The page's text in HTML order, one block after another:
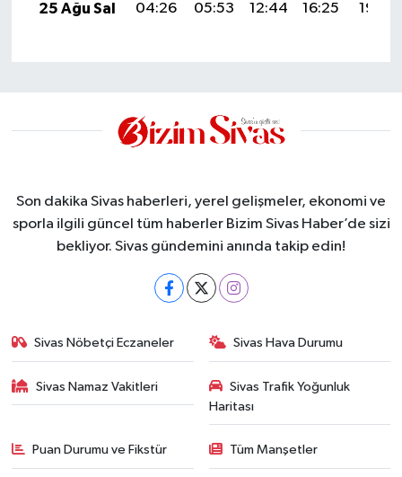
25 Ağu Sal
04:26 05:53 12:44 16:25 19:24
Son dakika Sivas haberleri, yerel gelişmeler, ekonomi ve
sporla ilgili güncel tüm haberler Bizim Sivas Haber’de sizi
bekliyor. Sivas gündemini anında takip edin!
Sivas Nöbetçi Eczaneler Sivas Hava Durumu
Sivas Namaz Vakitleri
Sivas Trafik Yoğunluk
Haritası
Puan Durumu ve Fikstür Tüm Manşetler